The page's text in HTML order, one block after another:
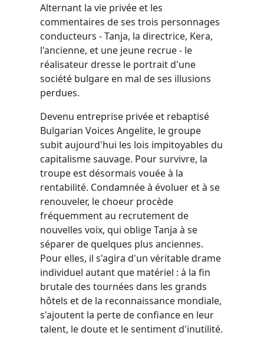
Alternant la vie privée et les
commentaires de ses trois personnages
conducteurs - Tanja, la directrice, Kera,
l'ancienne, et une jeune recrue - le
réalisateur dresse le portrait d'une
société bulgare en mal de ses illusions
perdues.
Devenu entreprise privée et rebaptisé
Bulgarian Voices Angelite, le groupe
subit aujourd'hui les lois impitoyables du
capitalisme sauvage. Pour survivre, la
troupe est désormais vouée à la
rentabilité. Condamnée à évoluer et à se
renouveler, le choeur procède
fréquemment au recrutement de
nouvelles voix, qui oblige Tanja à se
séparer de quelques plus anciennes.
Pour elles, il s'agira d'un véritable drame
individuel autant que matériel : à la fin
brutale des tournées dans les grands
hôtels et de la reconnaissance mondiale,
s'ajoutent la perte de confiance en leur
talent, le doute et le sentiment d'inutilité.